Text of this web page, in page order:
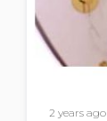
2 years ago